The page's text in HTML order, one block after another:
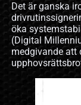
Det är ganska
öka
(Digital
medgivande att